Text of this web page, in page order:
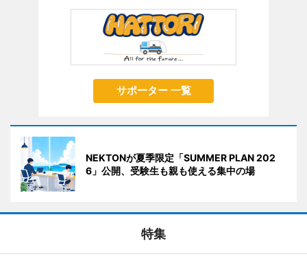
サポーター 一覧
NEKTONが夏季限定「SUMMER PLAN 202
6」公開、受験生も親も使える集中の場
特集